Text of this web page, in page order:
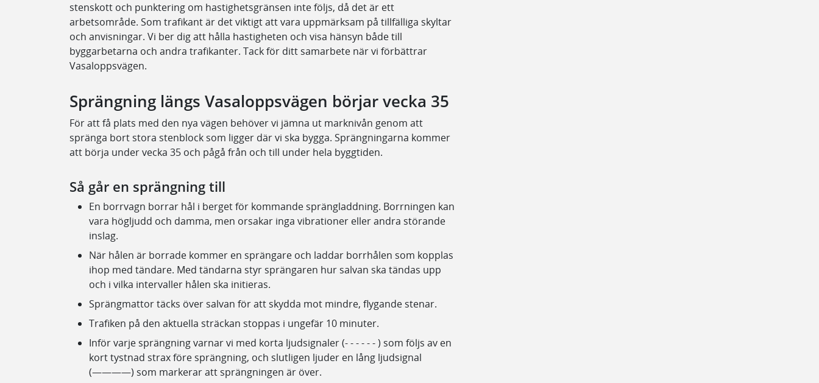
stenskott och punktering om hastighetsgränsen inte följs, då det är ett
arbetsområde. Som trafikant är det viktigt att vara uppmärksam på tillfälliga skyltar
och anvisningar. Vi ber dig att hålla hastigheten och visa hänsyn både till
byggarbetarna och andra trafikanter. Tack för ditt samarbete när vi förbättrar
Vasaloppsvägen.
Sprängning längs Vasaloppsvägen börjar vecka 35
För att få plats med den nya vägen behöver vi jämna ut marknivån genom att
spränga bort stora stenblock som ligger där vi ska bygga. Sprängningarna kommer
att börja under vecka 35 och pågå från och till under hela byggtiden.
Så går en sprängning till
En borrvagn borrar hål i berget för kommande sprängladdning. Borrningen kan
vara högljudd och damma, men orsakar inga vibrationer eller andra störande
inslag.
När hålen är borrade kommer en sprängare och laddar borrhålen som kopplas
ihop med tändare. Med tändarna styr sprängaren hur salvan ska tändas upp
och i vilka intervaller hålen ska initieras.
Sprängmattor täcks över salvan för att skydda mot mindre, flygande stenar.
Trafiken på den aktuella sträckan stoppas i ungefär 10 minuter.
Inför varje sprängning varnar vi med korta ljudsignaler (- - - - - - ) som följs av en
kort tystnad strax före sprängning, och slutligen ljuder en lång ljudsignal
(————) som markerar att sprängningen är över.